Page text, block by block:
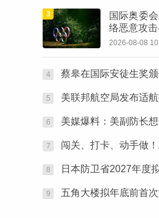
3
国际奥委
络恶意攻击
2026-08-08
4 蔡皋在国际安徒生奖颁奖典礼发表获奖感言：那个
5 美联邦航空局发布适航指令，
6 美媒爆料：美副防长
7 闯关、打卡、动手做！北京多家博
8 日本防卫省2027年度
9 五角大楼拟年底前首次测